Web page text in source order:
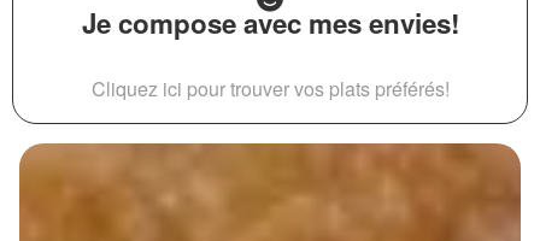
Je compose avec mes envies!
Cliquez ici pour trouver vos plats préférés!